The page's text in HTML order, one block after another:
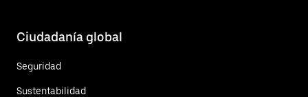
Ciudadanía global
Seguridad
Sustentabilidad